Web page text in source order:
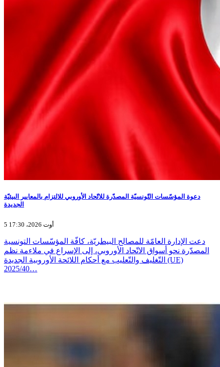
دعوة المؤسّسات التّونسيّة المصدّرة للاتّحاد الأوروبي للالتزام بالمعايير البيئيّة
الجديدة
5 أوت 2026، 17:30
دعت الإدارة العامّة للمصالح البيطريّة، كافّة المؤسّسات التونسية
المصدّرة نحو أسواق الاتّحاد الأوروبي، إلى الإسراع في ملاءمة نظم
التّغليف والتّعليب مع أحكام اللائحة الأوروبية الجديدة (UE)
2025/40…